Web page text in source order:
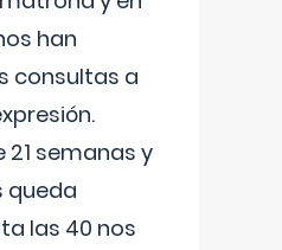
han
consultas a
21 semanas y
queda
las 40 nos